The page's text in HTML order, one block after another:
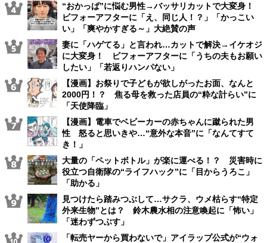
“おかっぱ”に悩む男性→バッサリカットで大変身！
ビフォーアフターに「え、同じ人！？」「かっこい
い」「爽やかすぎる～」大絶賛の声
妻に「ハゲてる」と言われ…カットで解決→イケオジ
に大変身！ ビフォーアフターに「うちの夫もお願い
したい」「若返りハンパない」
【漫画】お祭りで子どもが欲しがったお面、なんと
2000円！？ 焦る母を救った店員の“粋な計らい”に
「天使降臨」
【漫画】電車でベビーカーの赤ちゃんに蹴られた男
性 怒ると思いきや…“意外な本音”に「なんてすて
き！」
大量の「ペットボトル」が楽に運べる！？ 災害時に
役立つ自衛隊の“ライフハック”に「目からうろこ」
「助かる」
見つけたら踏みつぶして…サクラ、ウメ枯らす“特定
外来生物”とは？ 鈴木農水相の注意喚起に「怖い」
「迷わずつぶす」
「転売ヤーから買わないで」アイラップ公式が“ウォ